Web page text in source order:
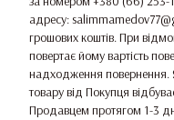
адресу:
грошових коштів. При
повертає йому вартість
надходження повернення.
товару від Покупця
Продавцем протягом 1-3